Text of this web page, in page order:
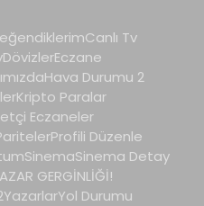
Canlı Tv
DövizlerEczane
Hava Durumu 2
Kripto Paralar
Eczaneler
Profili Düzenle
SinemaSinema Detay
GERGİNLİĞİ!
YazarlarYol Durumu